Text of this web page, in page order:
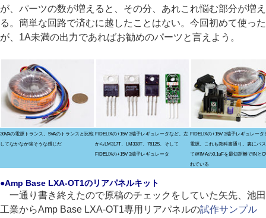
が、パーツの数が増えると、その分、あれこれ悩む部分が増え
る。簡単な回路で済むに越したことはない。今回初めて使った
が、1A未満の出力であればお勧めのパーツと言えよう。
30VAの電源トランス。5VAのトランスと比較
してなかなか強そうな感じだ
FIDELIXの+15V 3端子レギュレータなど。左
からLM317T、LM338T、7812S、そして
FIDELIXの+15V 3端子レギュレータ
FIDELIXの+15V 3端子レギュレータ
電源。これも教科書通り。裏にパ
てWIMAの0.1uFを最短距離でINと
れている
●Amp Base LXA-OT1のリアパネルキット
一通り書き終えたので原稿のチェックをしていた矢先、池田
工業からAmp Base LXA-OT1専用リアパネルの試作サンプル